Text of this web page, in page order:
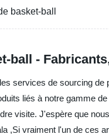
basket-ball
ball -
services de sourcing
liés à notre gamme
visite. J'espère que
,Si vraiment l'un de ces